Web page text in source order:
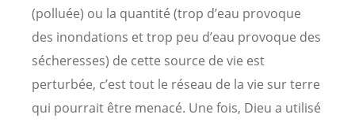
(polluée) ou la quantité (trop d’eau provoque
des inondations et trop peu d’eau provoque des
sécheresses) de cette source de vie est
perturbée, c’est tout le réseau de la vie sur terre
qui pourrait être menacé. Une fois, Dieu a utilisé